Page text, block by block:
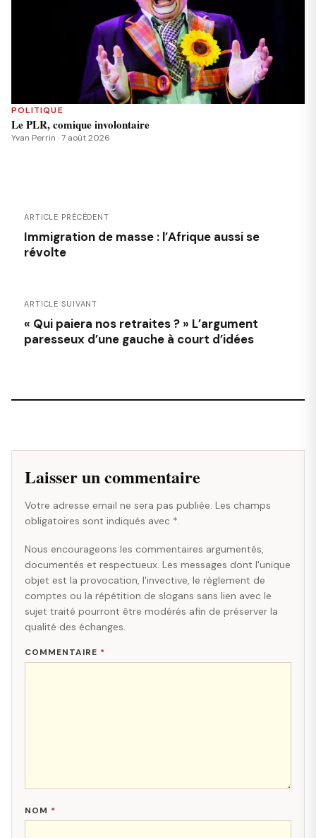
POLITIQUE
Le PLR, comique involontaire
Yvan Perrin · 7 août 2026
ARTICLE PRÉCÉDENT
Immigration de masse : l’Afrique aussi se
révolte
ARTICLE SUIVANT
« Qui paiera nos retraites ? » L’argument
paresseux d’une gauche à court d’idées
Laisser un commentaire
Votre adresse email ne sera pas publiée. Les champs
obligatoires sont indiqués avec *.
Nous encourageons les commentaires argumentés,
documentés et respectueux. Les messages dont l'unique
objet est la provocation, l'invective, le règlement de
comptes ou la répétition de slogans sans lien avec le
sujet traité pourront être modérés afin de préserver la
qualité des échanges.
COMMENTAIRE *
NOM *